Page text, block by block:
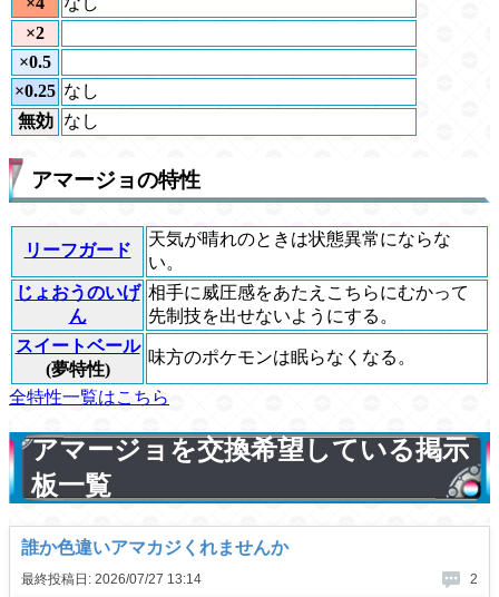
×2
×0.5
×0.25 なし
無効
なし
アマージョの特性
リーフガード
天気が晴れのときは状態異常にならな
い。
じょおうのいげ
ん
相手に威圧感をあたえこちらにむかって
先制技を出せないようにする。
スイートベール
(夢特性)
味方のポケモンは眠らなくなる。
全特性一覧はこちら
アマージョを交換希望している掲示
板一覧